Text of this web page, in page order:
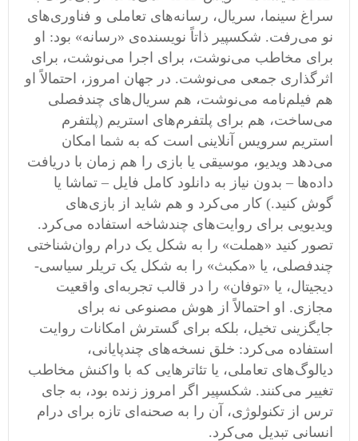
سراغ سینما، سریال، رسانه‌های تعاملی و فناوری‌های
نو می‌رفت. شکسپیر ذاتاً نویسنده‌ی «رسانه» بود: او
برای مخاطب می‌نوشت، برای اجرا می‌نوشت، برای
اثرگذاری جمعی می‌نوشت. در جهان امروز، احتمالاً او
هم فیلم‌نامه می‌نوشت، هم سریال‌های چندفصلی
می‌ساخت، هم برای پلتفرم‌های استریم (پلتفرم
استریم سرویس آنلاینی است که به شما امکان
می‌دهد ویدیو، موسیقی یا بازی را هم ‌زمان با دریافت
داده‌ها – بدون نیاز به دانلود کامل فایل – تماشا یا
گوش کنید.) کار می‌کرد و هم شاید از بازی‌های
ویدیویی برای روایت‌های چندشاخه استفاده می‌کرد.
تصور کنید «هملت» را به شکل یک درام روان‌شناختی
چندفصلی، یا «مکبث» را به شکل یک تریلر سیاسی-
دیجیتال، یا «توفان» را در قالب تجربه‌ای واقعیت
مجازی. او احتمالاً از هوش مصنوعی نه برای
جایگزینی تخیل، بلکه برای گسترش امکانات روایت
استفاده می‌کرد: خلق نسخه‌های چندپایانی،
دیالوگ‌های تعاملی، یا تئاترهایی که با واکنش مخاطب
تغییر می‌کنند. شکسپیر اگر امروز زنده بود، به‌ جای
ترس از تکنولوژی، آن را به صحنه‌ای تازه برای درام
انسانی تبدیل می‌کرد.